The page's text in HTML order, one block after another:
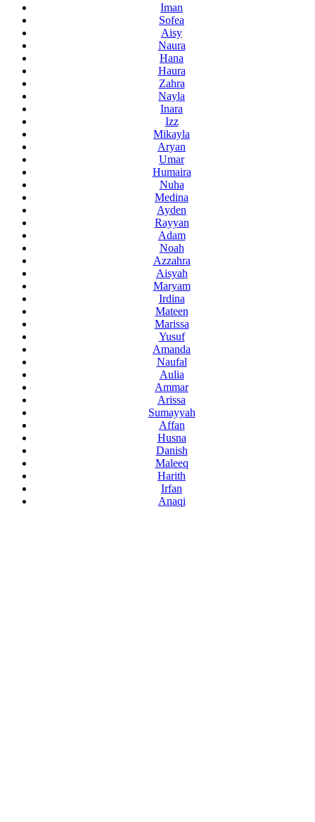
Iman
Sofea
Aisy
Naura
Hana
Haura
Zahra
Nayla
Inara
Izz
Mikayla
Aryan
Umar
Humaira
Nuha
Medina
Ayden
Rayyan
Adam
Noah
Azzahra
Aisyah
Maryam
Irdina
Mateen
Marissa
Yusuf
Amanda
Naufal
Aulia
Ammar
Arissa
Sumayyah
Affan
Husna
Danish
Maleeq
Harith
Irfan
Anaqi